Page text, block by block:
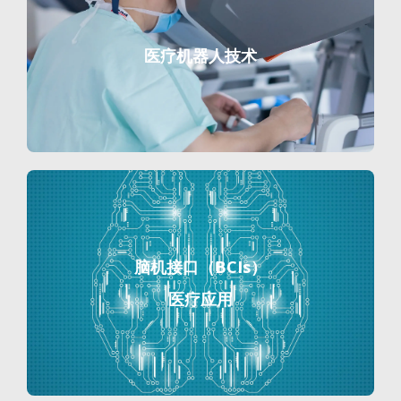
医疗机器人技术
脑机接口（BCIs）
医疗应用